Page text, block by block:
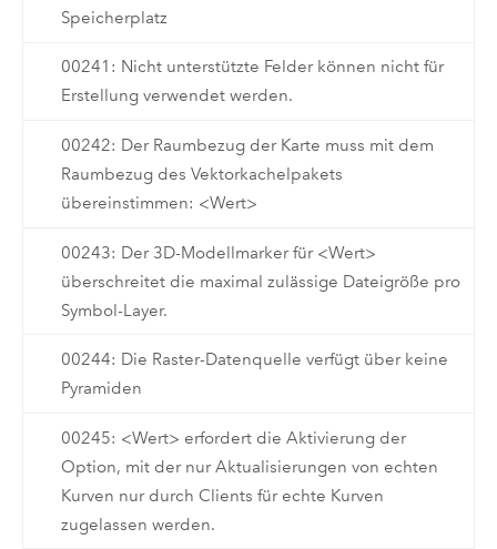
Speicherplatz
00241: Nicht unterstützte Felder können nicht für
Erstellung verwendet werden.
00242: Der Raumbezug der Karte muss mit dem
Raumbezug des Vektorkachelpakets
übereinstimmen: <Wert>
00243: Der 3D-Modellmarker für <Wert>
überschreitet die maximal zulässige Dateigröße pro
Symbol-Layer.
00244: Die Raster-Datenquelle verfügt über keine
Pyramiden
00245: <Wert> erfordert die Aktivierung der
Option, mit der nur Aktualisierungen von echten
Kurven nur durch Clients für echte Kurven
zugelassen werden.